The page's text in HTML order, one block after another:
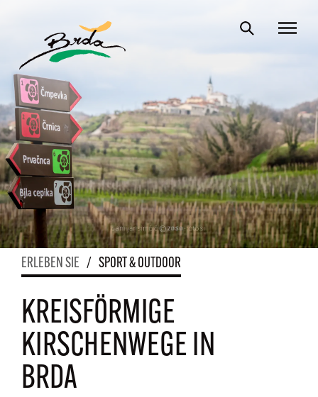
ERLEBEN SIE / SPORT & OUTDOOR
KREISFÖRMIGE
KIRSCHENWEGE IN
BRDA